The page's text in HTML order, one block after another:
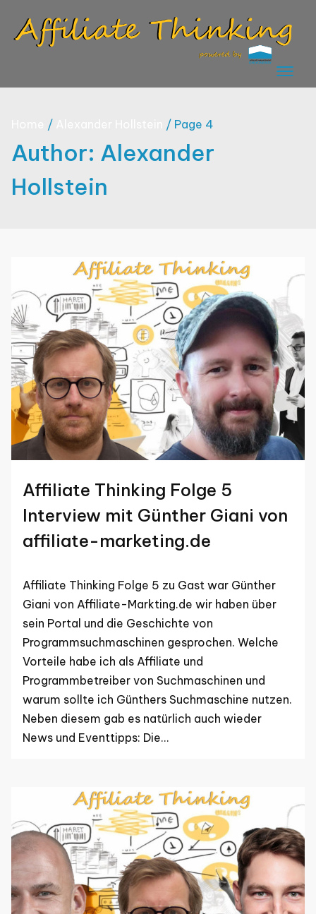
content
Page 4
Author: Alexander
Hollstein
Affiliate Thinking Folge 5
Interview mit Günther Giani von
affiliate-marketing.de
Affiliate Thinking Folge 5 zu Gast war Günther
Giani von Affiliate-Markting.de wir haben über
sein Portal und die Geschichte von
Programmsuchmaschinen gesprochen. Welche
Vorteile habe ich als Affiliate und
Programmbetreiber von Suchmaschinen und
warum sollte ich Günthers Suchmaschine nutzen.
Neben diesem gab es natürlich auch wieder
News und Eventtipps: Die…